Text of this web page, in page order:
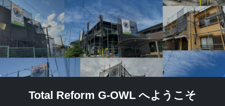
Total Reform G-OWL へようこそ